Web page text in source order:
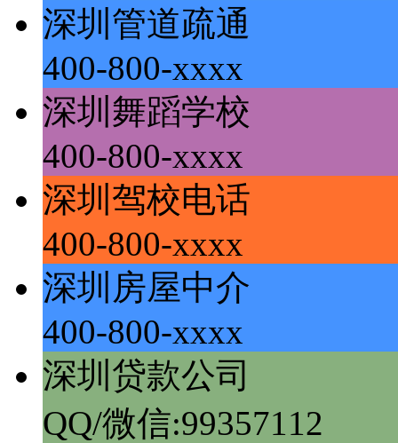
深圳管道疏通
400-800-xxxx
深圳舞蹈学校
400-800-xxxx
深圳驾校电话
400-800-xxxx
深圳房屋中介
400-800-xxxx
深圳贷款公司
QQ/微信:99357112